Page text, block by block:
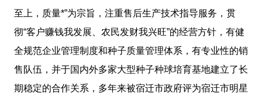
至上，质量*”为宗旨，注重售后生产技术指导服务，贯
彻“客户赚钱我发展、农民发财我兴旺”的经营方针，有健
全规范企业管理制度和种子质量管理体系，有专业性的销
售队伍，并于国内外多家大型种子种球培育基地建立了长
期稳定的合作关系，多年来被宿迁市政府评为宿迁市明星